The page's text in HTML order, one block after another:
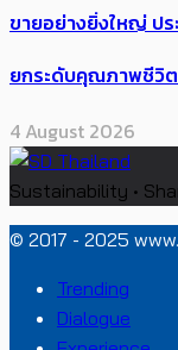
ขายอย่างยิ่งใหญ่ ป
ยกระดับคุณภาพชีวิ
4 August 2026
Sustainability •
© 2017 - 2025
Trending
Dialogue